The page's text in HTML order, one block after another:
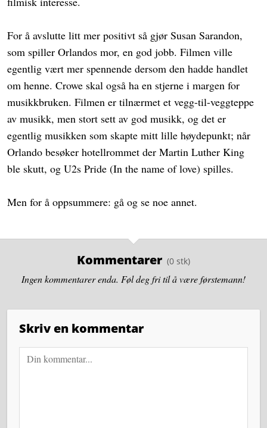
For å avslutte litt mer positivt så gjør Susan Sarandon,
som spiller Orlandos mor, en god jobb. Filmen ville
egentlig vært mer spennende dersom den hadde handlet
om henne. Crowe skal også ha en stjerne i margen for
musikkbruken. Filmen er tilnærmet et vegg-til-veggteppe
av musikk, men stort sett av god musikk, og det er
egentlig musikken som skapte mitt lille høydepunkt; når
Orlando besøker hotellrommet der Martin Luther King
ble skutt, og U2s Pride (In the name of love) spilles.
Men for å oppsummere: gå og se noe annet.
Kommentarer
Ingen kommentarer enda. Føl deg fri til å være førstemann!
Skriv en kommentar